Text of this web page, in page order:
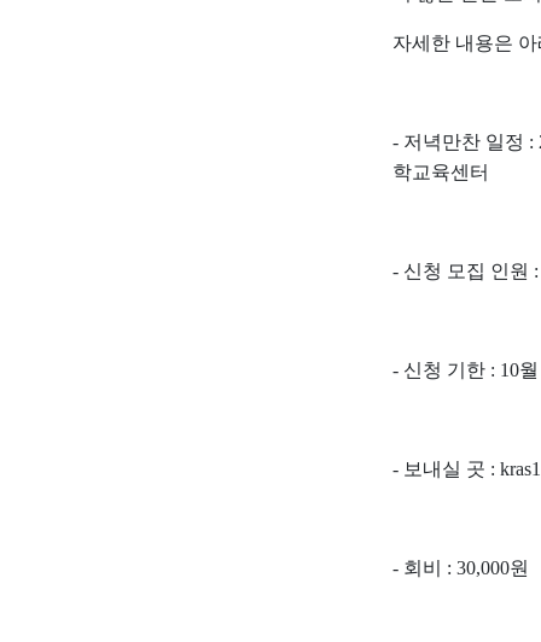
자세한 내용은
- 저녁만찬 일정 :
학교육센터
- 신청 모집 인원
- 신청 기한 : 10
- 보내실 곳 :
- 회비 : 30,000원